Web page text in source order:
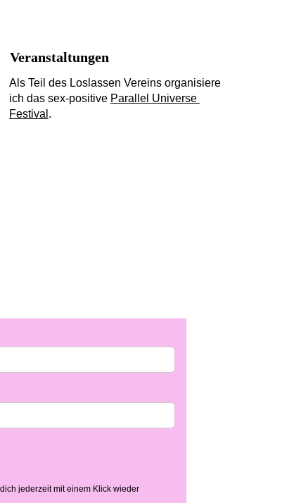
Als Teil des Loslassen Vereins organisiere
ich das sex-positive Parallel Universe
Festival .
Veranstaltungen